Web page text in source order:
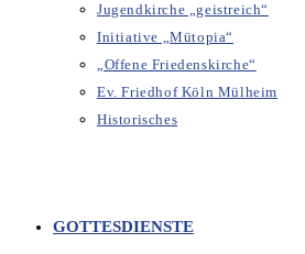
Jugendkirche „geistreich“
Initiative „Mütopia“
„Offene Friedenskirche“
Ev. Friedhof Köln Mülheim
Historisches
GOTTESDIENSTE